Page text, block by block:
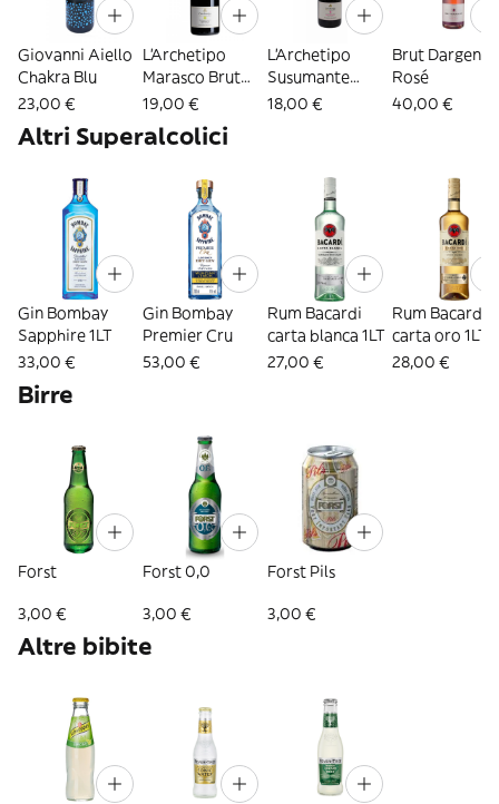
Giovanni Aiello
Chakra Blu
23,00 €
L'Archetipo
Marasco Brut
Nature
19,00 €
L'Archetipo
Susumante
Rosato Marasco
18,00 €
Brut Dargent
Rosé
40,00 €
Altri Superalcolici
Gin Bombay
Sapphire 1LT
33,00 €
Gin Bombay
Premier Cru
53,00 €
Rum Bacardi
carta blanca 1LT
27,00 €
Rum Bacardi
carta oro 1LT
28,00 €
Birre
Forst
3,00 €
Forst 0,0
3,00 €
Forst Pils
3,00 €
Altre bibite